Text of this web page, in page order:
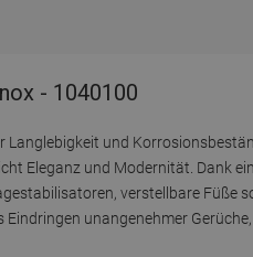
- 1040100
und
Eleganz und Modernität. Dank
verstellbare Füße
unangenehmer